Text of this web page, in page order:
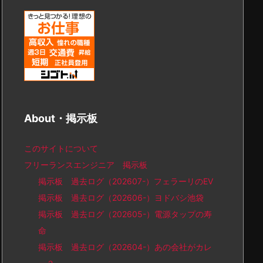
About・掲示板
このサイトについて
フリーランスエンジニア 掲示板
掲示板 過去ログ（202607-）フェラーリのEV
掲示板 過去ログ（202606-）ヨドバシ池袋
掲示板 過去ログ（202605-）電源タップの寿
命
掲示板 過去ログ（202604-）あの会社がカレ